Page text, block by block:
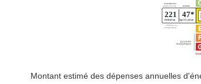
Montant estimé des dépenses annuelles